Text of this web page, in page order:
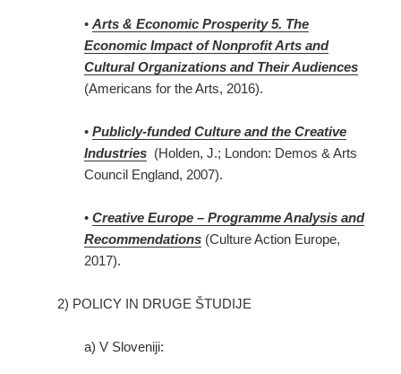
•Arts & Economic Prosperity 5. The
Economic Impact of Nonprofit Arts and
Cultural Organizations and Their Audiences
(Americans for the Arts, 2016).
•Publicly-funded Culture and the Creative
Industries (Holden, J.; London: Demos & Arts
Council England, 2007).
•Creative Europe – Programme Analysis and
Recommendations (Culture Action Europe,
2017).
2) POLICY IN DRUGE ŠTUDIJE
a) V Sloveniji: